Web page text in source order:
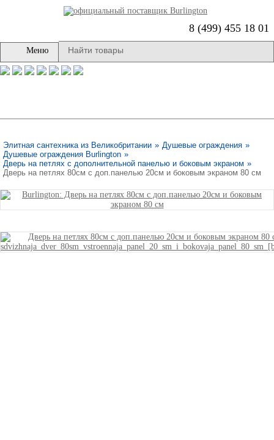
8 (499) 455 18 01
Меню
Элитная сантехника из Великобритании » Душевые ограждения »
Душевые ограждения Burlington »
Дверь на петлях с дополнительной панелью и боковым экраном »
Дверь на петлях 80см с доп.панелью 20см и боковым экраном 80 см